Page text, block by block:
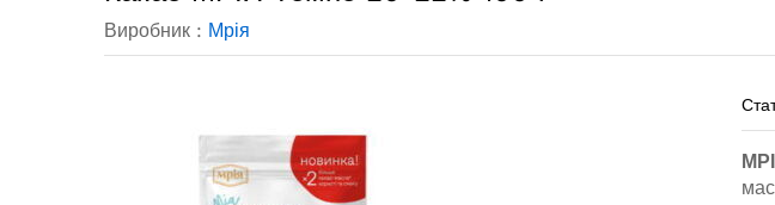
Виробник : Мрія